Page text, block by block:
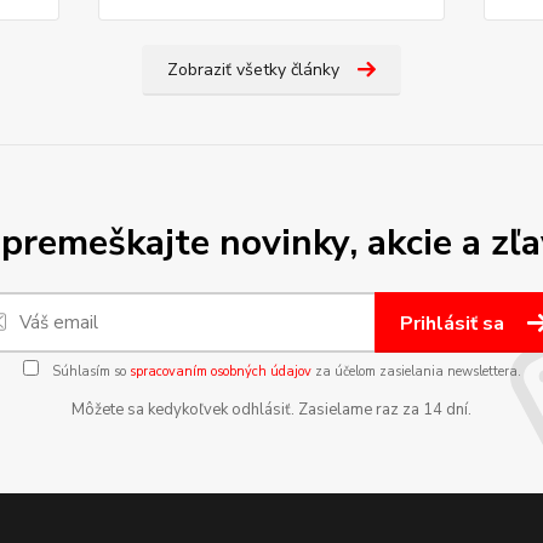
Zobraziť všetky články
novinky, akcie a
Prihlásiť sa
Súhlasím so spracovaním osobných údajovza účelom zasielania newslettera.
Môžete sa kedykoľvek odhlásiť. Zasielame raz za 14 dní.